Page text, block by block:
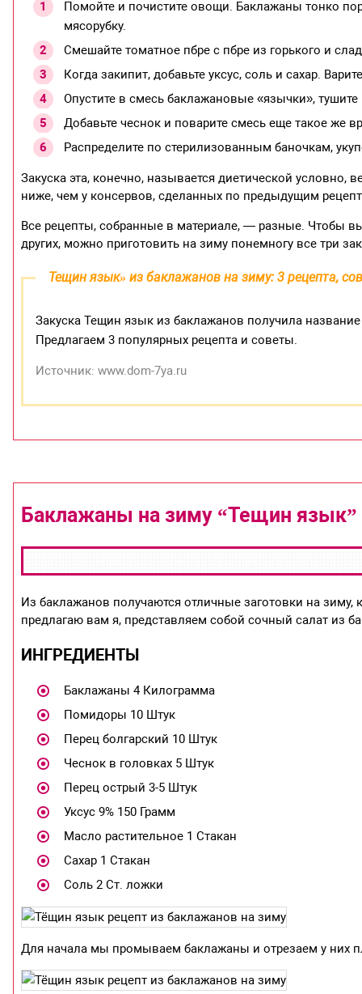
Помойте и почистите овощи. Баклажаны тонко
мясорубку.
Смешайте томатное пбре с пбре из горького и
Когда закипит, добавьте уксус, соль и сахар.
Опустите в смесь баклажановые «язычки»,
Добавьте чеснок и поварите смесь еще такое же
Распределите по стерилизованным баночкам,
Закуска эта, конечно, называется диетической условно,
ниже, чем у консервов, сделанных по предыдущим
Все рецепты, собранные в материале, — разные. Чтобы
других, можно приготовить на зиму понемногу все три
Тещин язык» из баклажанов на зиму: 3 рецепта,
Закуска Тещин язык из баклажанов получила
Предлагаем 3 популярных рецепта и советы.
Источник: www.dom-7ya.ru
Баклажаны на зиму “Тещин язык”
Из баклажанов получаются отличные заготовки на
предлагаю вам я, представляем собой сочный салат из
ИНГРЕДИЕНТЫ
Баклажаны 4 Килограмма
Помидоры 10 Штук
Перец болгарский 10 Штук
Чеснок в головках 5 Штук
Перец острый 3-5 Штук
Уксус 9% 150 Грамм
Масло растительное 1 Стакан
Сахар 1 Стакан
Соль 2 Ст. ложки
Для начала мы промываем баклажаны и отрезаем у них